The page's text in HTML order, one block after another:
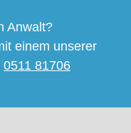
Anwalt?
einem unserer
0511 81706